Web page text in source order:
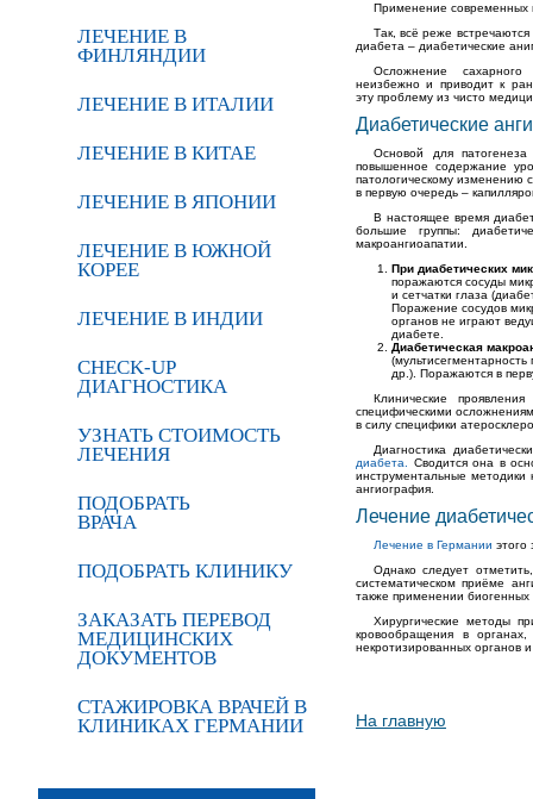
ЛЕЧЕНИЕ В
ФИНЛЯНДИИ
ЛЕЧЕНИЕ В ИТАЛИИ
ЛЕЧЕНИЕ В КИТАЕ
ЛЕЧЕНИЕ В ЯПОНИИ
ЛЕЧЕНИЕ В ЮЖНОЙ
КОРЕЕ
ЛЕЧЕНИЕ В ИНДИИ
CHECK-UP
ДИАГНОСТИКА
УЗНАТЬ СТОИМОСТЬ
ЛЕЧЕНИЯ
ПОДОБРАТЬ
ВРАЧА
ПОДОБРАТЬ КЛИНИКУ
ЗАКАЗАТЬ ПЕРЕВОД
МЕДИЦИНСКИХ
ДОКУМЕНТОВ
СТАЖИРОВКА ВРАЧЕЙ В
КЛИНИКАХ ГЕРМАНИИ
Применение современных
Так, всё реже
диабета – диабетические
Осложнение сахарного
неизбежно и приводит к
эту проблему из чисто
Диабетические
Основой для патогенеза
повышенное содержание
патологическому изменению
в первую очередь –
В настоящее время
большие группы:
макроангиоапатии.
При диабетических
поражаются сосуды
и сетчатки глаза
Поражение сосудов
органов не играют
диабете.
Диабетическая
др.). Поражаются в
Клинические
специфическими
в силу специфики
Диагностика
диабета.
Сводится она в
инструментальные методики
ангиография.
Лечение
Лечение в Германии этого
Однако следует
систематическом приёме
также применении биогенных
Хирургические методы
кровообращения в
некротизированных органов
На главную